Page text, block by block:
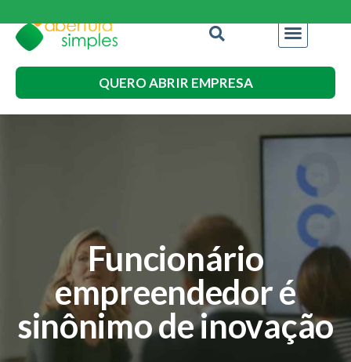
QUERO ABRIR EMPRESA
Funcionário
empreendedor é
sinônimo de inovação